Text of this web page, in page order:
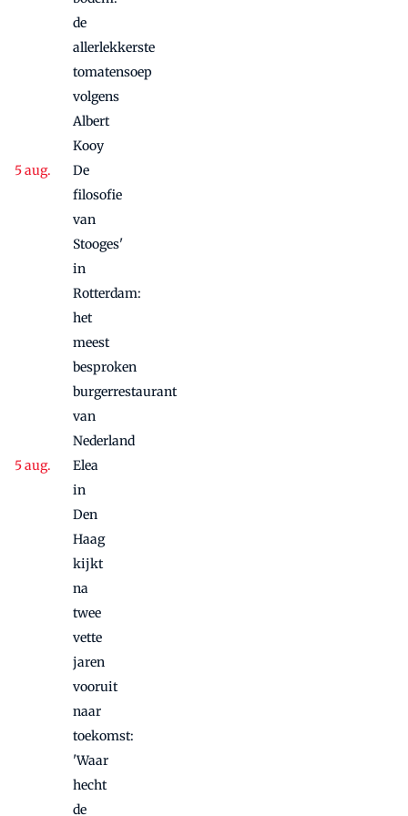
twee sferen
de
allerlekkerste
tomatensoep
volgens
Albert
Kooy
De
filosofie
van
Stooges'
in
Rotterdam:
het
meest
besproken
burgerrestaurant
van
Nederland
Elea
in
Den
Haag
kijkt
na
twee
vette
jaren
vooruit
naar
toekomst:
'Waar
hecht
de